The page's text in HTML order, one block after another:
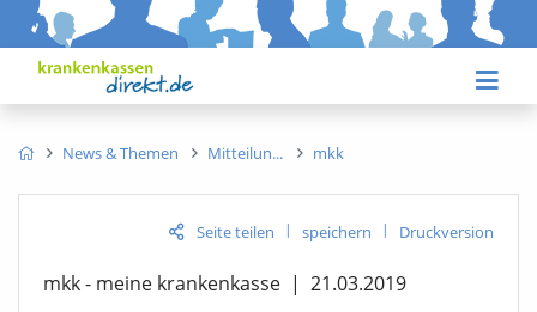
News & Themen Mitteilun mkk
Seite teilen | speichern | Druckversion
mkk - meine krankenkasse | 21.03.2019